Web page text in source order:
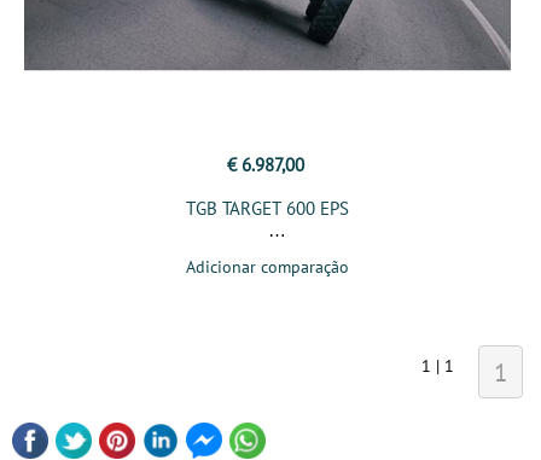
€ 6.987,00
TGB TARGET 600 EPS
Adicionar comparação
1 | 1 1